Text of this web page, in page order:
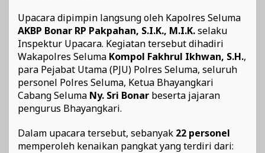
Upacara dipimpin langsung oleh Kapolres Seluma
AKBP Bonar RP Pakpahan, S.I.K., M.I.K.selaku
Inspektur Upacara. Kegiatan tersebut dihadiri
Wakapolres Seluma Kompol Fakhrul Ikhwan, S.H.,
para Pejabat Utama (PJU) Polres Seluma, seluruh
personel Polres Seluma, Ketua Bhayangkari
Cabang Seluma Ny. Sri Bonar beserta jajaran
pengurus Bhayangkari.
Dalam upacara tersebut, sebanyak 22 personel
memperoleh kenaikan pangkat yang terdiri dari: